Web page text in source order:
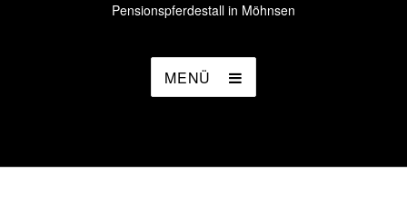
Pensionspferdestall in Möhnsen
MENÜ